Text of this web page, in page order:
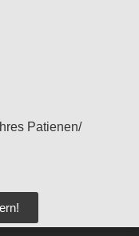
Patienen/